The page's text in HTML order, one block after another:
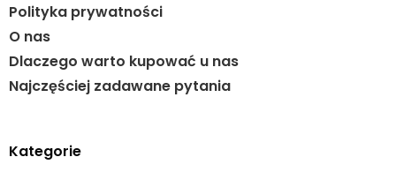
Polityka prywatności
O nas
Dlaczego warto kupować u nas
Najczęściej zadawane pytania
Kategorie